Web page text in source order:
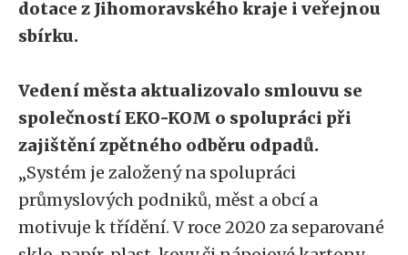
dotace z Jihomoravského kraje i veřejnou
sbírku.
Vedení města aktualizovalo smlouvu se
společností EKO-KOM o spolupráci při
zajištění zpětného odběru odpadů.
„Systém je založený na spolupráci
průmyslových podniků, měst a obcí a
motivuje k třídění. V roce 2020 za separované